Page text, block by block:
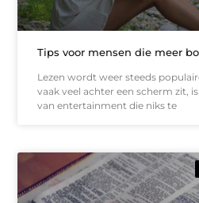
Tips voor mensen die meer
Lezen wordt weer steeds
vaak veel achter een scherm zit,
van entertainment die niks te